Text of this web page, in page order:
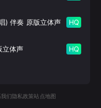
) 伴奏 原版立体声 HQ
立体声 HQ
们 隐私政策站点地图